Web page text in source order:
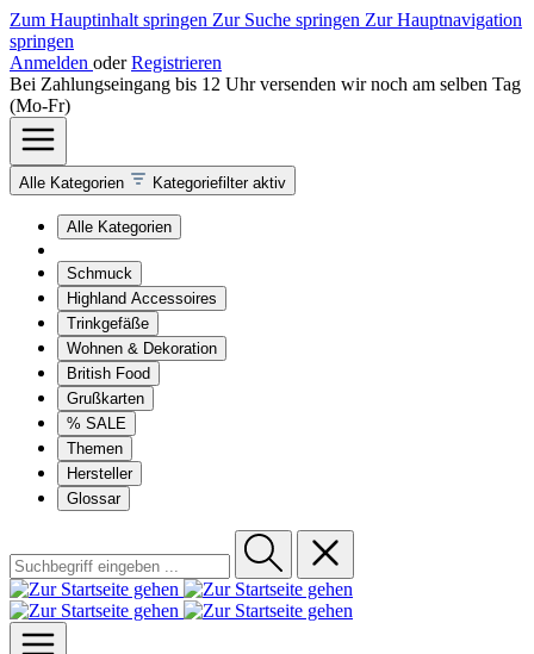
Zum Hauptinhalt springen Zur Suche springen Zur Hauptnavigation
springen
Anmelden oder Registrieren
Bei Zahlungseingang bis 12 Uhr versenden wir noch am selben Tag
(Mo-Fr)
Alle Kategorien Kategoriefilter aktiv
Alle Kategorien
Schmuck
Highland Accessoires
Trinkgefäße
Wohnen & Dekoration
British Food
Grußkarten
% SALE
Themen
Hersteller
Glossar